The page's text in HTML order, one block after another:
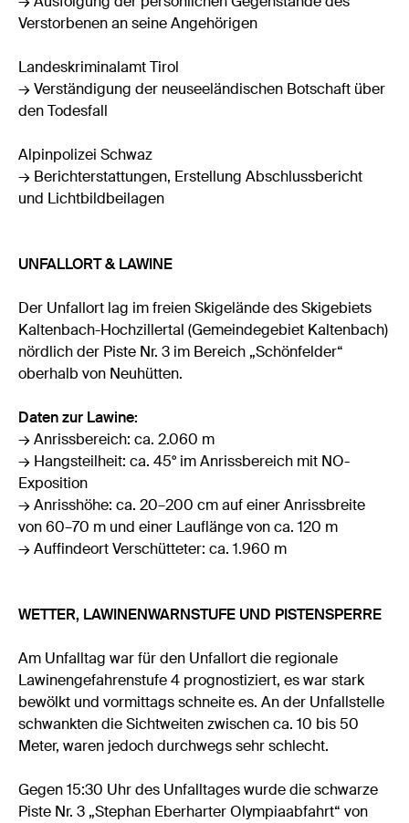
Verstorbenen an seine Angehörigen
Landeskriminalamt Tirol
→ Verständigung der neuseeländischen Botschaft über
den Todesfall
Alpinpolizei Schwaz
→ Berichterstattungen, Erstellung Abschlussbericht
und Lichtbildbeilagen
UNFALLORT & LAWINE
Der Unfallort lag im freien Skigelände des Skigebiets
Kaltenbach-Hochzillertal (Gemeindegebiet Kaltenbach)
nördlich der Piste Nr. 3 im Bereich „Schönfelder“
oberhalb von Neuhütten.
Daten zur Lawine:
→ Anrissbereich: ca. 2.060 m
→ Hangsteilheit: ca. 45° im Anrissbereich mit NO-
Exposition
→ Anrisshöhe: ca. 20–200 cm auf einer Anrissbreite
von 60–70 m und einer Lauflänge von ca. 120 m
→ Auffindeort Verschütteter: ca. 1.960 m
WETTER, LAWINENWARNSTUFE UND PISTENSPERRE
Am Unfalltag war für den Unfallort die regionale
Lawinengefahrenstufe 4 prognostiziert, es war stark
bewölkt und vormittags schneite es. An der Unfallstelle
schwankten die Sichtweiten zwischen ca. 10 bis 50
Meter, waren jedoch durchwegs sehr schlecht.
Gegen 15:30 Uhr des Unfalltages wurde die schwarze
Piste Nr. 3 „Stephan Eberharter Olympiaabfahrt“ von